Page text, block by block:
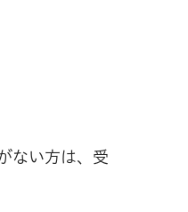
ない方は、受